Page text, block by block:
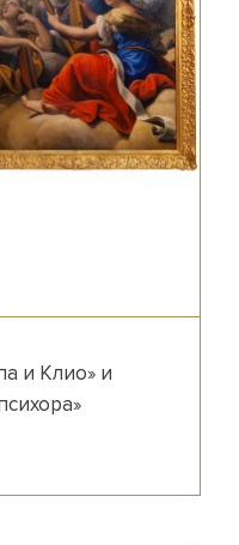
и Клио» и